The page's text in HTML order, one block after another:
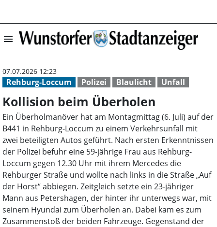
menu Kollision beim
Rehburg-Loccum Polizei Blaulicht Unfall
07.07.2026 12:23
Kollision beim Überholen
Ein Überholmanöver hat am Montagmittag (6. Juli) auf der
B441 in Rehburg-Loccum zu einem Verkehrsunfall mit
zwei beteiligten Autos geführt. Nach ersten Erkenntnissen
der Polizei befuhr eine 59-jährige Frau aus Rehburg-
Loccum gegen 12.30 Uhr mit ihrem Mercedes die
Rehburger Straße und wollte nach links in die Straße „Auf
der Horst“ abbiegen. Zeitgleich setzte ein 23-jähriger
Mann aus Petershagen, der hinter ihr unterwegs war, mit
seinem Hyundai zum Überholen an. Dabei kam es zum
Zusammenstoß der beiden Fahrzeuge. Gegenstand der